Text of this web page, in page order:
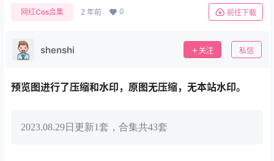
网红Cos合集 2 年前 0 前往下载
shenshi 关注 私信
预览图进行了压缩和水印，原图无压缩，无本站水印。
2023.08.29日更新1套，合集共43套